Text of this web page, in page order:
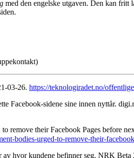
med den engelske utgaven. Den kan fritt
03-26. https://teknologiradet.no/
Facebook-sidene sine innen nyttår.
remove their Facebook Pages before
bodies-urged-to-remove-their-
hvor kundene befinner seg. NRK Beta